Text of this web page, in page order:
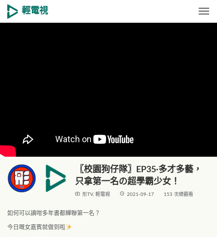
輕電視
〖校園狗仔隊〗EP35·多才多藝，
只拿第一名の超學霸少女！
live_tv 形TV, 輕電視 access_time 2021-09-17 153 次總觀看
如何可以讀咁多年書都蟬聯第一名？
今日嘅女嘉賓就做到啦